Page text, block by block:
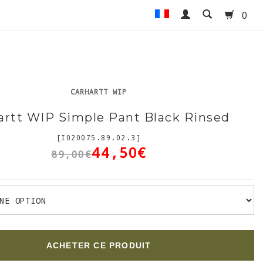
0
CARHARTT WIP
WIP Simple Pant Black Rinsed
[I020075.89.02.3]
89,00€44,50€
ACHETER CE PRODUIT